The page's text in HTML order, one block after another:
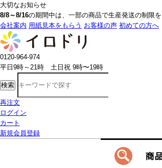
大切なお知らせ
8/8～8/16の期間中は、一部の商品で生産発送の制限
会社案内 用紙見本をもらう お客様の声 初めての方へ
0120-964-974
平日9時～21時 土日祝 9時〜19時
検索
再注文
ログイン
カート
新規会員登録